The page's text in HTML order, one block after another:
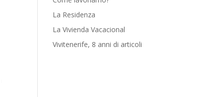
La Residenza
La Vivienda Vacacional
Vivitenerife, 8 anni di articoli